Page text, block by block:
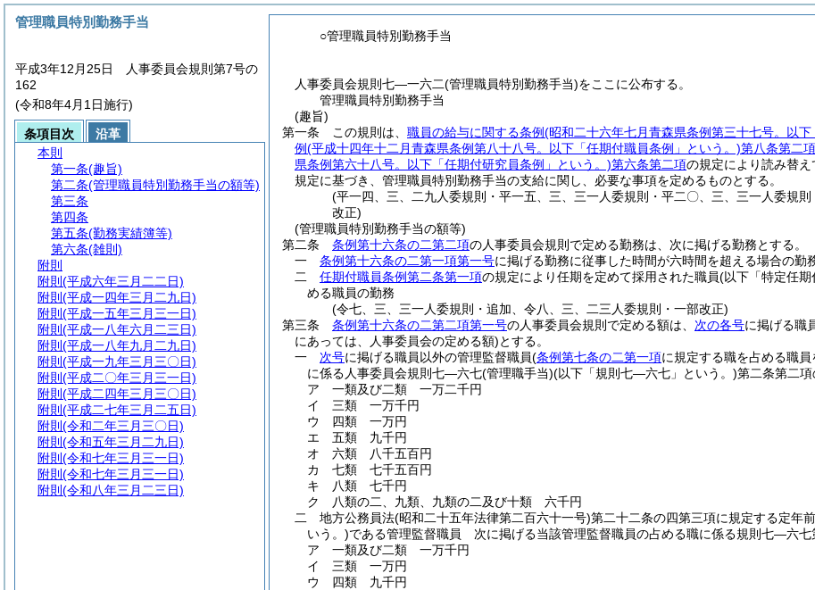
○管理職員特別勤務手当
人事委員会規則七―一六二(管理職員特別勤務手当)をここに公布する。
管理職員特別勤務手当
(趣旨)
第一条
この規則は、 職員の給与に関する条例(昭和二十六年七月青森県条例第三十七号。以
例(平成十四年十二月青森県条例第八十八号。以下「任期付職員条例」という。)第八条第二項
県条例第六十八号。以下「任期付研究員条例」という。)第六条第二項の規定により読み替
規定に基づき、管理職員特別勤務手当の支給に関し、必要な事項を定めるものとする。
(平一四、三、二九人委規則・平一五、三、三一人委規則・平二〇、三、三一人委規
改正)
(管理職員特別勤務手当の額等)
第二条
条例第十六条の二第二項の人事委員会規則で定める勤務は、次に掲げる勤務とする。
一
条例第十六条の二第一項第一号に掲げる勤務に従事した時間が六時間を超える場合の勤
二
任期付職員条例第二条第一項の規定により任期を定めて採用された職員(以下「特定任
める職員の勤務
(令七、三、三一人委規則・追加、令八、三、二三人委規則・一部改正)
第三条
条例第十六条の二第二項第一号の人事委員会規則で定める額は、 次の各号に掲げる職
にあっては、人事委員会の定める額)とする。
一
次号に掲げる職員以外の管理監督職員(条例第七条の二第一項に規定する職を占める職
に係る人事委員会規則七―六七(管理職手当)(以下「規則七―六七」という。)第二条第二
ア
一類及び二類 一万二千円
イ
三類 一万千円
ウ
四類 一万円
エ
五類 九千円
オ
六類 八千五百円
カ
七類 七千五百円
キ
八類 七千円
ク
八類の二、九類、九類の二及び十類 六千円
二
地方公務員法(昭和二十五年法律第二百六十一号)第二十二条の四第三項に規定する定年
いう。)である管理監督職員 次に掲げる当該管理監督職員の占める職に係る規則七―六
ア
一類及び二類 一万千円
イ
三類 一万円
ウ
四類 九千円
管理職員特別勤務手当
平成3年12月25日 人事委員会規則第7号の
162
(令和8年4月1日施行)
条項目次
沿革
本則
第一条(趣旨)
第二条(管理職員特別勤務手当の額等)
第三条
第四条
第五条(勤務実績簿等)
第六条(雑則)
附則
附則 (平成六年三月二二日)
附則 (平成一四年三月二九日)
附則 (平成一五年三月三一日)
附則 (平成一八年六月二三日)
附則 (平成一八年九月二九日)
附則 (平成一九年三月三〇日)
附則 (平成二〇年三月三一日)
附則 (平成二四年三月三〇日)
附則 (平成二七年三月二五日)
附則 (令和二年三月三〇日)
附則 (令和五年三月二九日)
附則 (令和七年三月三一日)
附則 (令和七年三月三一日)
附則 (令和八年三月二三日)